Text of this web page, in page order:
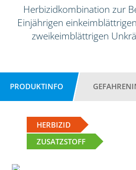
Herbizidkombination zur
Einjährigen
zweikeimblättrigen
PRODUKTINFO
HERBIZID
ZUSATZSTOFF